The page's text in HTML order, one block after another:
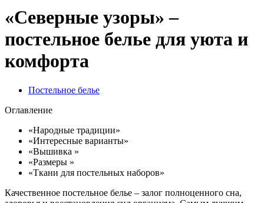
«Северные узоры» –
постельное белье для уюта и
комфорта
Постельное белье
Оглавление
«Народные традиции»
«Интересные варианты»
«Вышивка »
«Размеры »
«Ткани для постельных наборов»
Качественное постельное белье – залог полноценного сна,